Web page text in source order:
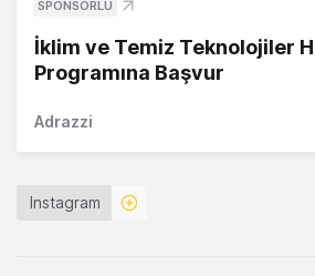
SPONSORLU
İklim ve Temiz Teknolojiler
Programına Başvur
Adrazzi
Instagram